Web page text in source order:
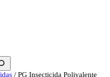
/ PG Insecticida Polivalente